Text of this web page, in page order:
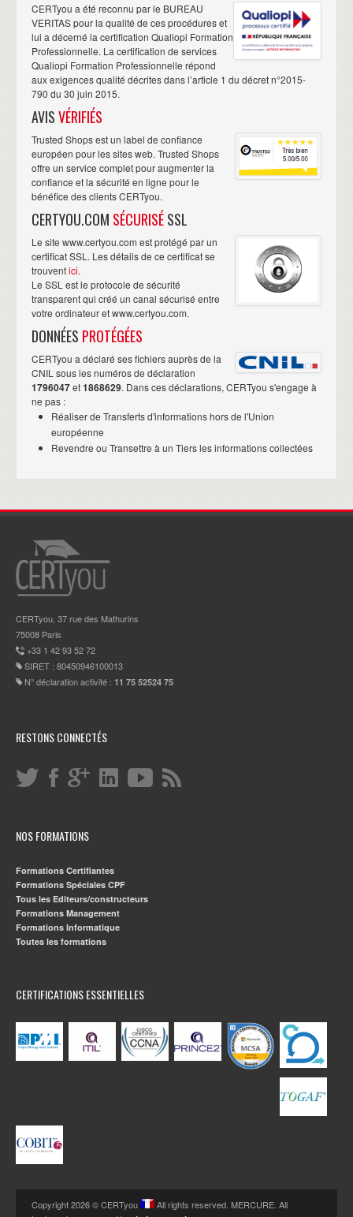
CERTyou a été reconnu par le BUREAU
VERITAS pour la qualité de ces procédures et
lui a décerné la certification Qualiopi Formation
Professionnelle. La certification de services
Qualiopi Formation Professionnelle répond
aux exigences qualité décrites dans l’article 1 du décret n°2015-
790 du 30 juin 2015.
AVISVÉRIFIÉS
Trusted Shops est un label de confiance
européen pour les sites web. Trusted Shops
offre un service complet pour augmenter la
confiance et la sécurité en ligne pour le
bénéfice des clients CERTyou.
CERTYOU.COM SÉCURISÉSSL
Le site www.certyou.com est protégé par un
certificat SSL. Les détails de ce certificat se
trouventici.
Le SSL est le protocole de sécurité
transparent qui créé un canal sécurisé entre
votre ordinateur et www.certyou.com.
DONNÉES PROTÉGÉES
CERTyou a déclaré ses fichiers auprès de la
CNIL sous les numéros de déclaration
1796047et1868629. Dans ces déclarations, CERTyou s'engage à
ne pas :
Réaliser de Transferts d'informations hors de l'Union
européenne
Revendre ou Transettre à un Tiers les informations collectées
CERTyou, 37 rue des Mathurins
75008 Paris
+33 1 42 93 52 72
SIRET : 80450946100013
N° déclaration activité : 11 75 52524 75
RESTONS CONNECTÉS
NOS FORMATIONS
Formations Certifiantes
Formations Spéciales CPF
Tous les Editeurs/constructeurs
Formations Management
Formations Informatique
Toutes les formations
CERTIFICATIONS ESSENTIELLES
Copyright 2026 © CERTyou
All rights reserved. MERCURE. All